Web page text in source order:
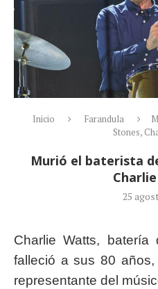
Inicio Farandula
Stones,
Murió el baterista
25
Charlie Watts,
falleció a sus 80 años,
representante del